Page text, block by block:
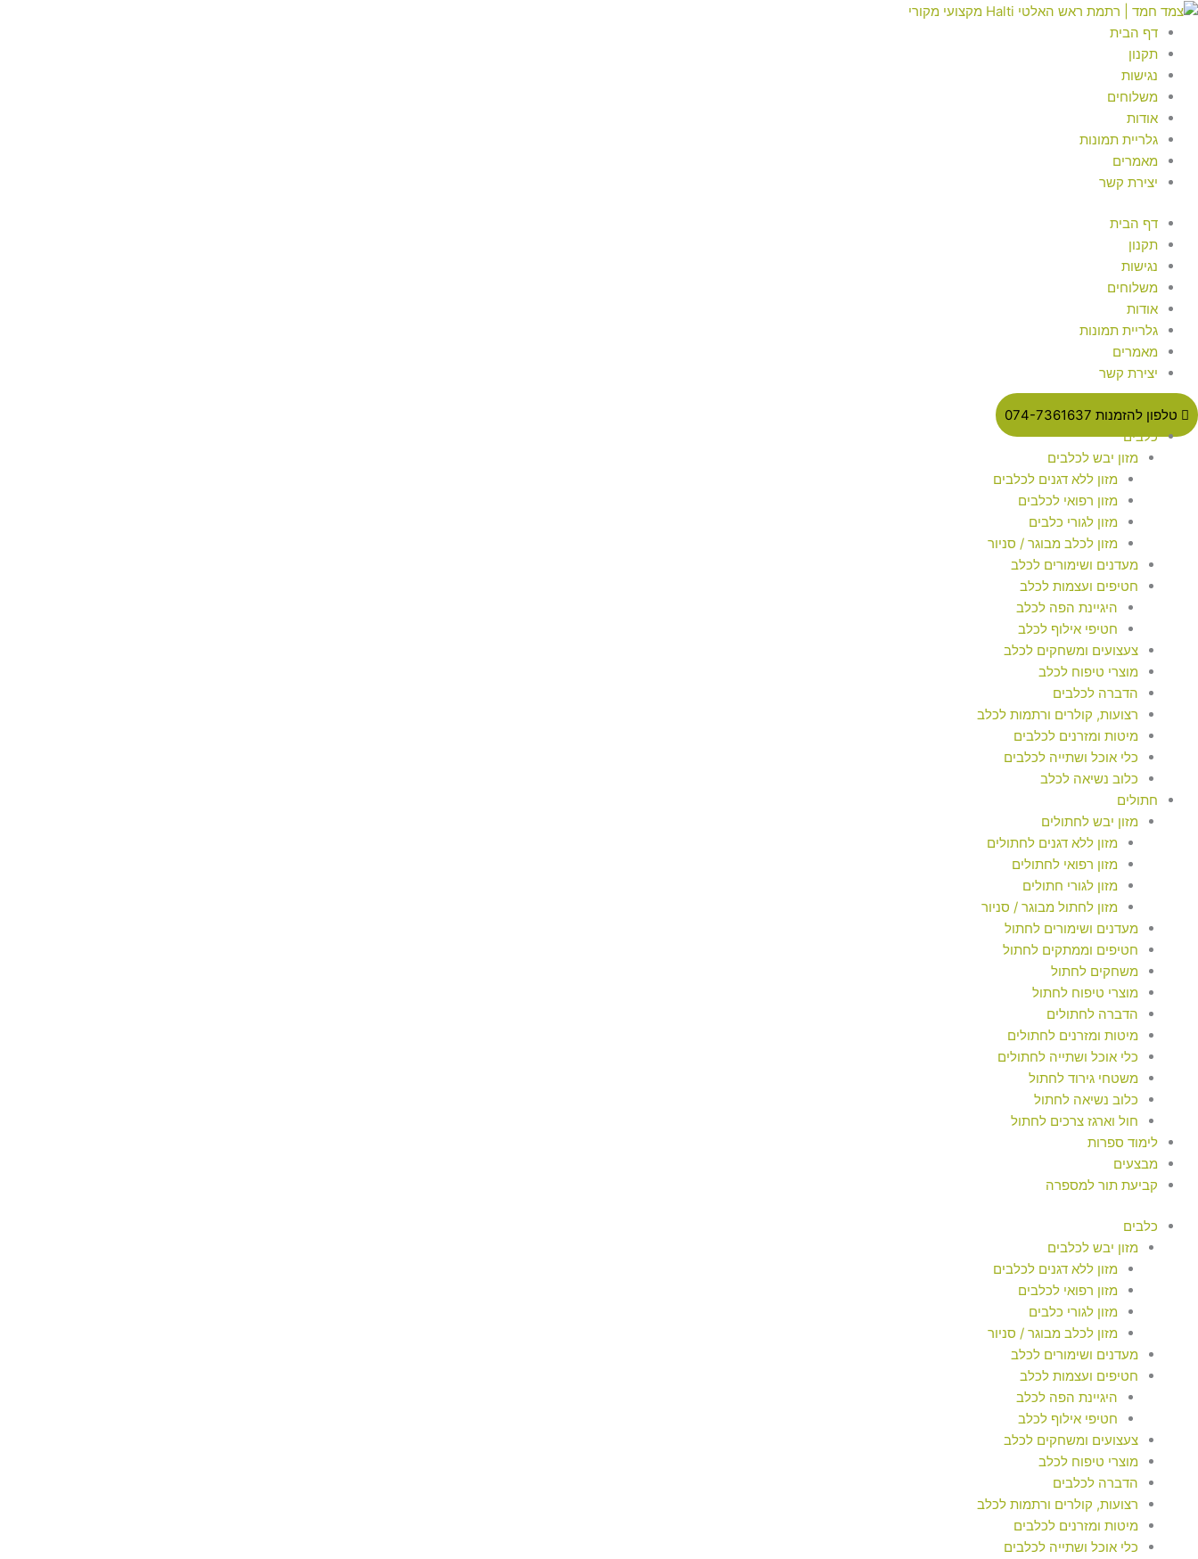
דילוג
לתוכן
דף הבית
תקנון
נגישות
משלוחים
אודות
גלריית תמונות
מאמרים
יצירת קשר
דף הבית
תקנון
נגישות
משלוחים
אודות
גלריית תמונות
מאמרים
יצירת קשר
טלפון להזמנות 074-7361637
כלבים
מזון יבש לכלבים
מזון ללא דגנים לכלבים
מזון רפואי לכלבים
מזון לגורי כלבים
מזון לכלב מבוגר / סניור
מעדנים ושימורים לכלב
חטיפים ועצמות לכלב
היגיינת הפה לכלב
חטיפי אילוף לכלב
צעצועים ומשחקים לכלב
מוצרי טיפוח לכלב
הדברה לכלבים
רצועות, קולרים ורתמות לכלב
מיטות ומזרנים לכלבים
כלי אוכל ושתייה לכלבים
כלוב נשיאה לכלב
חתולים
מזון יבש לחתולים
מזון ללא דגנים לחתולים
מזון רפואי לחתולים
מזון לגורי חתולים
מזון לחתול מבוגר / סניור
מעדנים ושימורים לחתול
חטיפים וממתקים לחתול
משחקים לחתול
מוצרי טיפוח לחתול
הדברה לחתולים
מיטות ומזרנים לחתולים
כלי אוכל ושתייה לחתולים
משטחי גירוד לחתול
כלוב נשיאה לחתול
חול וארגז צרכים לחתול
לימוד ספרות
מבצעים
קביעת תור למספרה
כלבים
מזון יבש לכלבים
מזון ללא דגנים לכלבים
מזון רפואי לכלבים
מזון לגורי כלבים
מזון לכלב מבוגר / סניור
מעדנים ושימורים לכלב
חטיפים ועצמות לכלב
היגיינת הפה לכלב
חטיפי אילוף לכלב
צעצועים ומשחקים לכלב
מוצרי טיפוח לכלב
הדברה לכלבים
רצועות, קולרים ורתמות לכלב
מיטות ומזרנים לכלבים
כלי אוכל ושתייה לכלבים
Search
Search
כמות
רתמת
האלטי
Halti
מקצועי
מקורי